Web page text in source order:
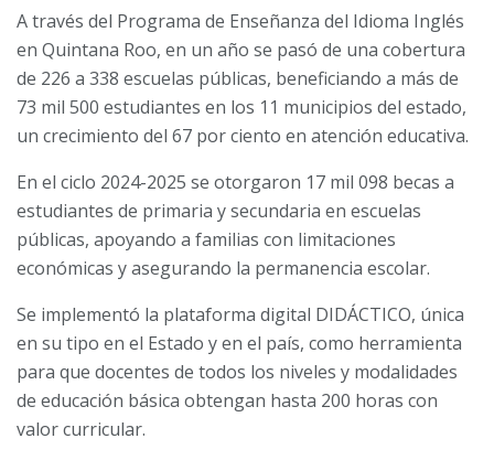
A través del Programa de Enseñanza del Idioma Inglés
en Quintana Roo, en un año se pasó de una cobertura
de 226 a 338 escuelas públicas, beneficiando a más de
73 mil 500 estudiantes en los 11 municipios del estado,
un crecimiento del 67 por ciento en atención educativa.
En el ciclo 2024-2025 se otorgaron 17 mil 098 becas a
estudiantes de primaria y secundaria en escuelas
públicas, apoyando a familias con limitaciones
económicas y asegurando la permanencia escolar.
Se implementó la plataforma digital DIDÁCTICO, única
en su tipo en el Estado y en el país, como herramienta
para que docentes de todos los niveles y modalidades
de educación básica obtengan hasta 200 horas con
valor curricular.